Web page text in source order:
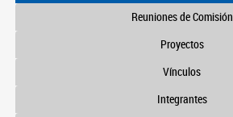
Reuniones de Comisión
Proyectos
Vínculos
Integrantes